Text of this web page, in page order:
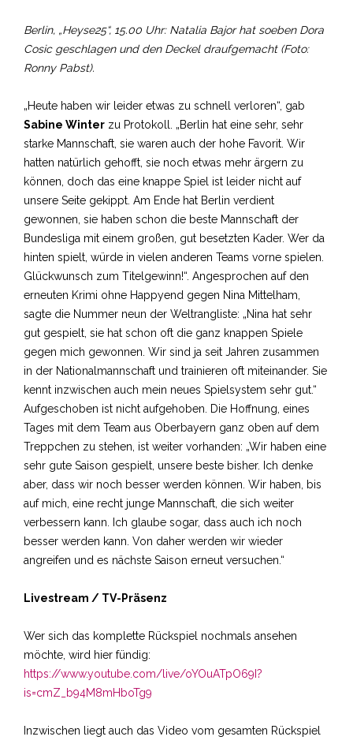
Berlin, „Heyse25“, 15.00 Uhr: Natalia Bajor hat soeben Dora
Cosic geschlagen und den Deckel draufgemacht (Foto:
Ronny Pabst).
„Heute haben wir leider etwas zu schnell verloren“, gab
Sabine Winter zu Protokoll. „Berlin hat eine sehr, sehr
starke Mannschaft, sie waren auch der hohe Favorit. Wir
hatten natürlich gehofft, sie noch etwas mehr ärgern zu
können, doch das eine knappe Spiel ist leider nicht auf
unsere Seite gekippt. Am Ende hat Berlin verdient
gewonnen, sie haben schon die beste Mannschaft der
Bundesliga mit einem großen, gut besetzten Kader. Wer da
hinten spielt, würde in vielen anderen Teams vorne spielen.
Glückwunsch zum Titelgewinn!“. Angesprochen auf den
erneuten Krimi ohne Happyend gegen Nina Mittelham,
sagte die Nummer neun der Weltrangliste: „Nina hat sehr
gut gespielt, sie hat schon oft die ganz knappen Spiele
gegen mich gewonnen. Wir sind ja seit Jahren zusammen
in der Nationalmannschaft und trainieren oft miteinander. Sie
kennt inzwischen auch mein neues Spielsystem sehr gut.“
Aufgeschoben ist nicht aufgehoben. Die Hoffnung, eines
Tages mit dem Team aus Oberbayern ganz oben auf dem
Treppchen zu stehen, ist weiter vorhanden: „Wir haben eine
sehr gute Saison gespielt, unsere beste bisher. Ich denke
aber, dass wir noch besser werden können. Wir haben, bis
auf mich, eine recht junge Mannschaft, die sich weiter
verbessern kann. Ich glaube sogar, dass auch ich noch
besser werden kann. Von daher werden wir wieder
angreifen und es nächste Saison erneut versuchen.“
Livestream / TV-Präsenz
Wer sich das komplette Rückspiel nochmals ansehen
möchte, wird hier fündig:
https://www.youtube.com/live/oYOuATpO69I?
is=cmZ_b94M8mHboTg9
Inzwischen liegt auch das Video vom gesamten Rückspiel